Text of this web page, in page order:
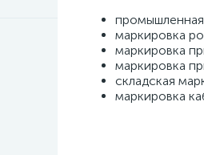
маркировка
маркировка
маркировка
складская
маркировка